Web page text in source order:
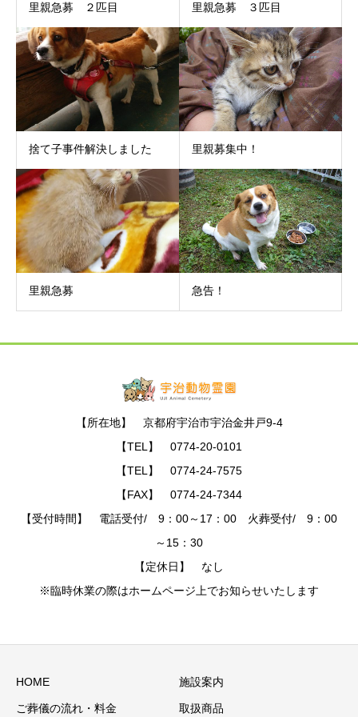
里親急募 ２匹目 里親急募 ３匹目
捨て子事件解決しました 里親募集中！
里親急募 急告！
【所在地】 京都府宇治市宇治金井戸9-4
【TEL】 0774-20-0101
【TEL】 0774-24-7575
【FAX】 0774-24-7344
【受付時間】 電話受付/ 9：00～17：00 火葬受付/ 9：00
～15：30
【定休日】 なし
※臨時休業の際はホームページ上でお知らせいたします
HOME 施設案内
ご葬儀の流れ・料金 取扱商品